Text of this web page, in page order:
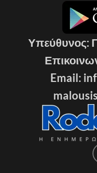
Υπεύθυνος:
Email: